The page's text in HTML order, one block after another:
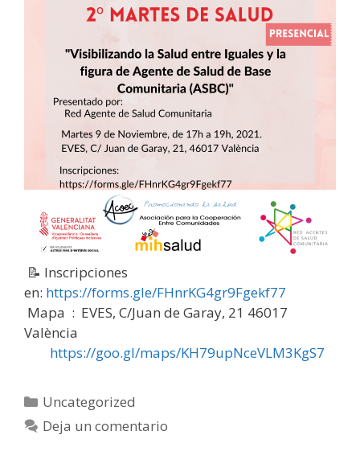
📝 Inscripciones
en: https://forms.gle/FHnrKG4gr9Fgekf77
Mapa : EVES, C/Juan de Garay, 21 46017
València
https://goo.gl/maps/KH79upNceVLM3KgS7
Categorías
Uncategorized
Deja un comentario